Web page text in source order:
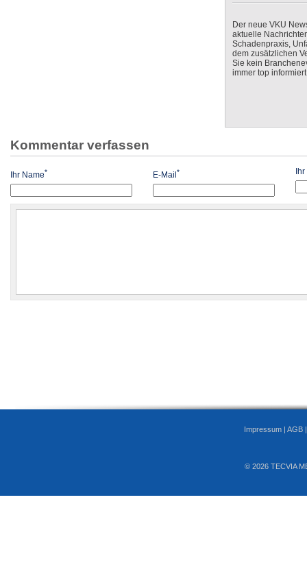
Der neue VKU
aktuelle
Schadenpraxis,
dem zusätzlichen
Sie kein
immer top
Kommentar verfassen
Ihr Name* E-Mail *
Impressum | AGB
© 2026 TECVIA